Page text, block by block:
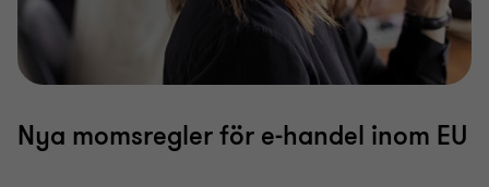
Nya momsregler för e-handel inom EU